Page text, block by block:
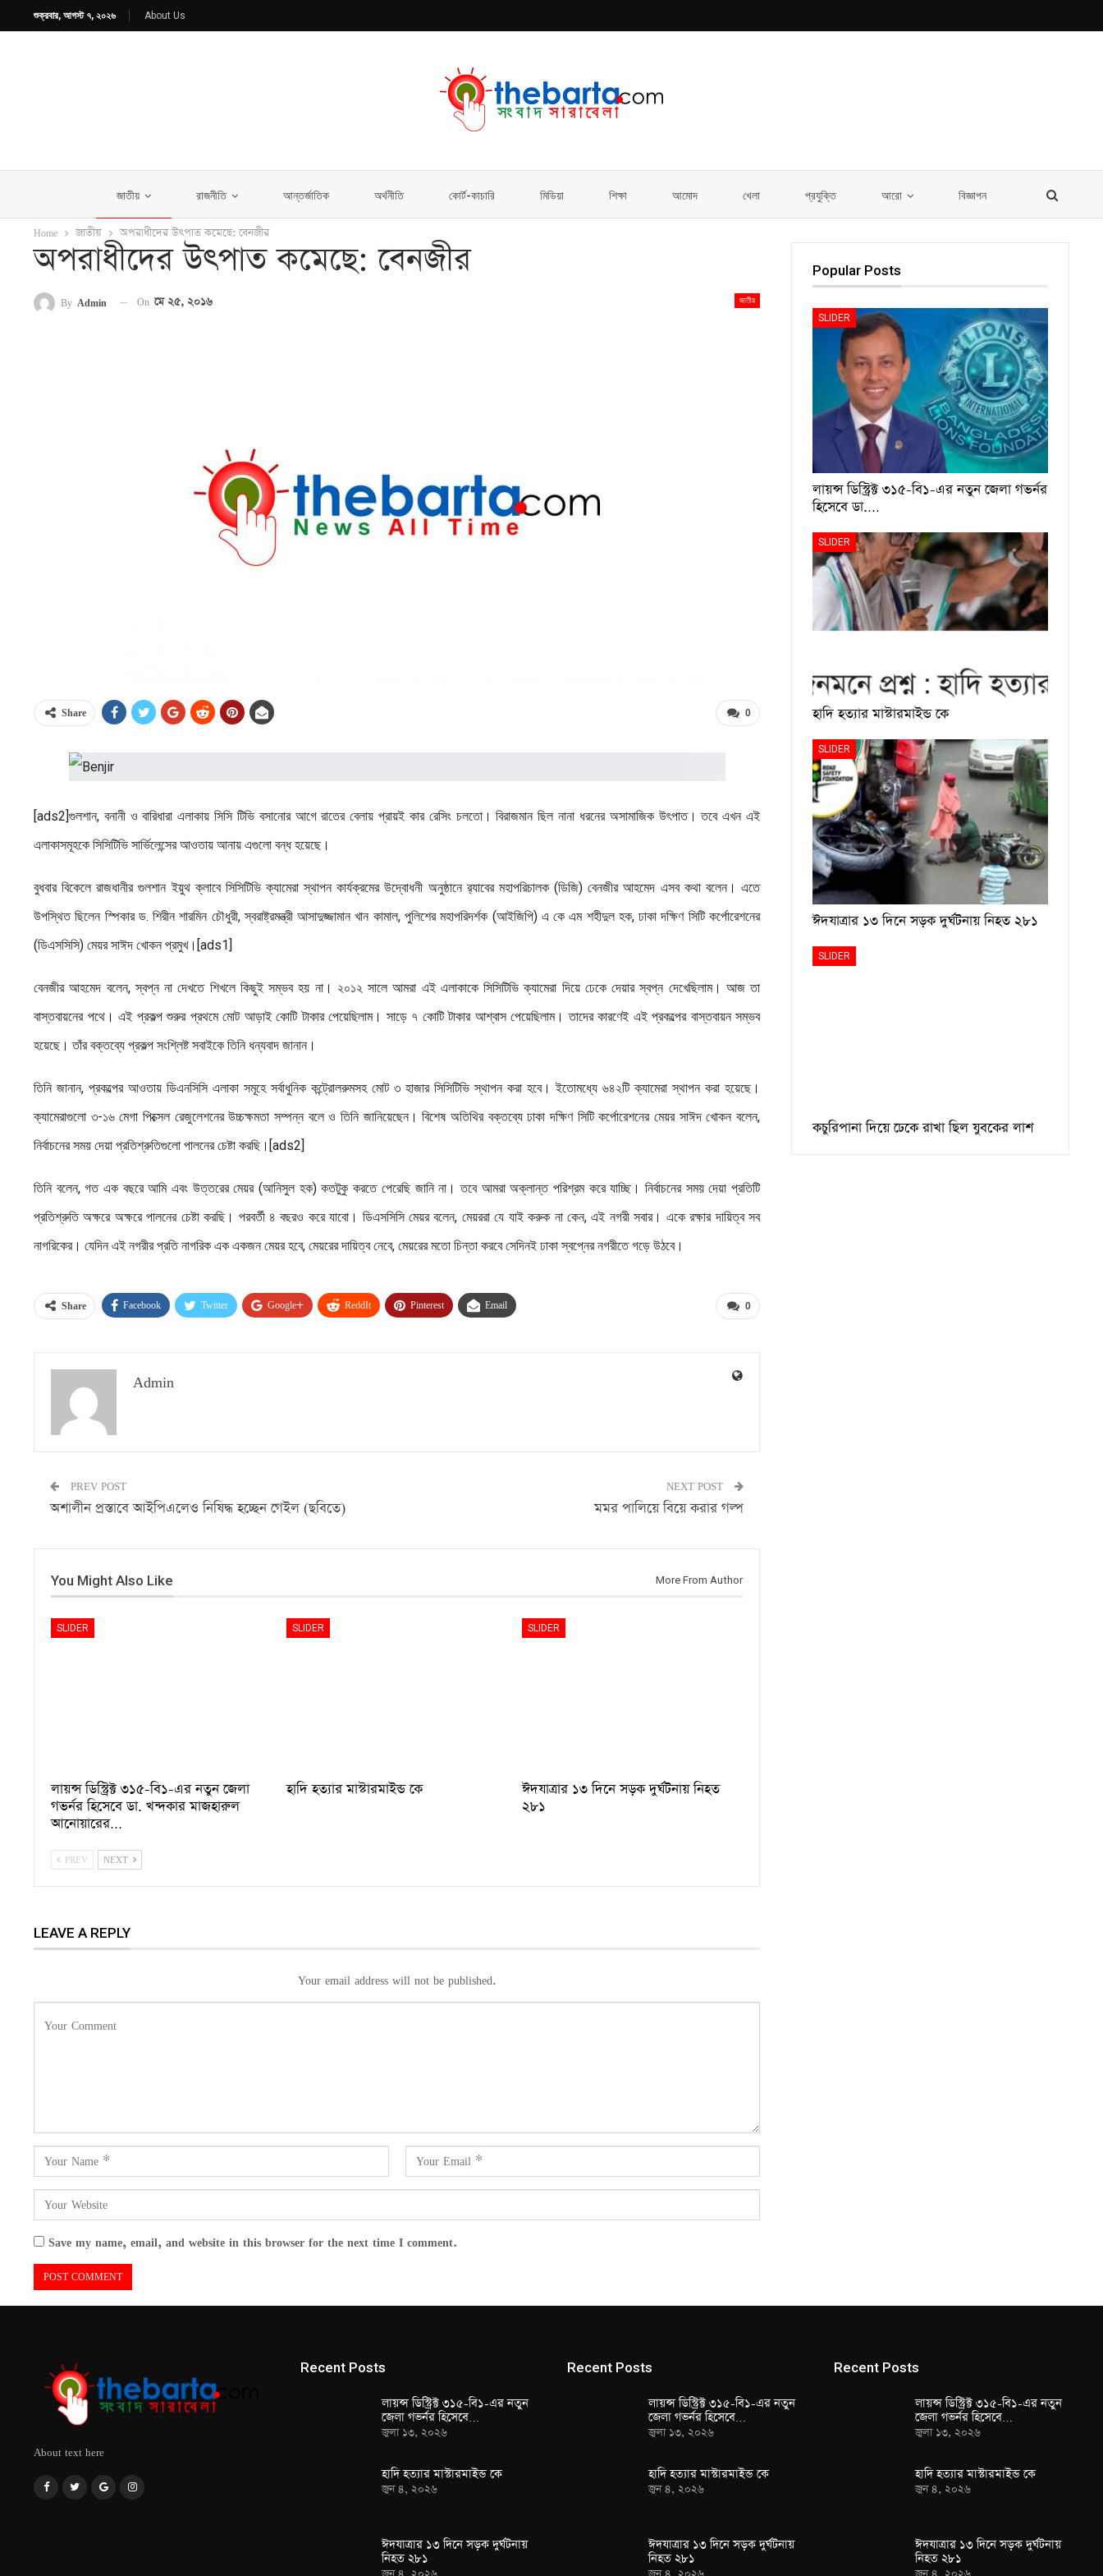
শুক্রবার, আগস্ট ৭, ২০২৬ About Us
জাতীয় রাজনীতি আন্তর্জাতিক অর্থনীতি কোর্ট-কাচারি মিডিয়া শিক্ষা আমোদ খেলা প্রযুক্তি আরো বিজ্ঞাপন
Home জাতীয় অপরাধীদের উৎপাত কমেছে: বেনজীর
অপরাধীদের উৎপাত কমেছে: বেনজীর
জাতীয়
By Admin On মে ২৫, ২০১৬
0
Share
[ads2]গুলশান, বনানী ও বারিধারা এলাকায় সিসি টিভি বসানোর আগে রাতের বেলায় প্রায়ই কার রেসিং চলতো। বিরাজমান ছিল নানা ধরনের অসামাজিক উৎপাত। তবে এখন এই
এলাকাসমূহকে সিসিটিভি সার্ভিলেন্সের আওতায় আনায় এগুলো বন্ধ হয়েছে।
বুধবার বিকেলে রাজধানীর গুলশান ইয়ুথ ক্লাবে সিসিটিভি ক্যামেরা স্থাপন কার্যক্রমের উদ্বোধনী অনুষ্ঠানে র‌্যাবের মহাপরিচালক (ডিজি) বেনজীর আহমেদ এসব কথা বলেন। এতে
উপস্থিত ছিলেন স্পিকার ড. শিরীন শারমিন চৌধুরী, স্বরাষ্ট্রমন্ত্রী আসাদুজ্জামান খান কামাল, পুলিশের মহাপরিদর্শক (আইজিপি) এ কে এম শহীদুল হক, ঢাকা দক্ষিণ সিটি কর্পোরেশনের
(ডিএসসিসি) মেয়র সাঈদ খোকন প্রমুখ।[ads1]
বেনজীর আহমেদ বলেন, স্বপ্ন না দেখতে শিখলে কিছুই সম্ভব হয় না। ২০১২ সালে আমরা এই এলাকাকে সিসিটিভি ক্যামেরা দিয়ে ঢেকে দেয়ার স্বপ্ন দেখেছিলাম। আজ তা
বাস্তবায়নের পথে। এই প্রকল্প শুরুর প্রথমে মোট আড়াই কোটি টাকার পেয়েছিলাম। সাড়ে ৭ কোটি টাকার আশ্বাস পেয়েছিলাম। তাদের কারণেই এই প্রকল্পের বাস্তবায়ন সম্ভব
হয়েছে। তাঁর বক্তব্যে প্রকল্প সংশ্লিষ্ট সবাইকে তিনি ধন্যবাদ জানান।
তিনি জানান, প্রকল্পের আওতায় ডিএনসিসি এলাকা সমূহে সর্বাধুনিক কন্ট্রোলরুমসহ মোট ৩ হাজার সিসিটিভি স্থাপন করা হবে। ইতোমধ্যে ৬৪২টি ক্যামেরা স্থাপন করা হয়েছে।
ক্যামেরাগুলো ৩-১৬ মেগা পিক্সেল রেজুলেশনের উচ্চক্ষমতা সম্পন্ন বলে ও তিনি জানিয়েছেন। বিশেষ অতিথির বক্তব্যে ঢাকা দক্ষিণ সিটি কর্পোরেশনের মেয়র সাঈদ খোকন বলেন,
নির্বাচনের সময় দেয়া প্রতিশ্রুতিগুলো পালনের চেষ্টা করছি।[ads2]
তিনি বলেন, গত এক বছরে আমি এবং উত্তরের মেয়র (আনিসুল হক) কতটুকু করতে পেরেছি জানি না। তবে আমরা অক্লান্ত পরিশ্রম করে যাচ্ছি। নির্বাচনের সময় দেয়া প্রতিটি
প্রতিশ্রুতি অক্ষরে অক্ষরে পালনের চেষ্টা করছি। পরবর্তী ৪ বছরও করে যাবো। ডিএসসিসি মেয়র বলেন, মেয়ররা যে যাই করুক না কেন, এই নগরী সবার। একে রক্ষার দায়িত্ব সব
নাগরিকের। যেদিন এই নগরীর প্রতি নাগরিক এক একজন মেয়র হবে, মেয়রের দায়িত্ব নেবে, মেয়রের মতো চিন্তা করবে সেদিনই ঢাকা স্বপ্নের নগরীতে গড়ে উঠবে।
0
Share Facebook Twitter Google+ ReddIt Pinterest Email
Admin
PREV POST
অশালীন প্রস্তাবে আইপিএলেও নিষিদ্ধ হচ্ছেন গেইল (ছবিতে)
NEXT POST
মমর পালিয়ে বিয়ে করার গল্প
You Might Also Like More From Author
SLIDER
লায়ন্স ডিস্ট্রিক্ট ৩১৫-বি১-এর নতুন জেলা
গভর্নর হিসেবে ডা. খন্দকার মাজহারুল
আনোয়ারের…
SLIDER
হাদি হত্যার মাস্টারমাইন্ড কে
SLIDER
ঈদযাত্রার ১৩ দিনে সড়ক দুর্ঘটনায় নিহত
২৮১
PREV NEXT
LEAVE A REPLY
Your email address will not be published.
Save my name, email, and website in this browser for the next time I comment.
Popular Posts
SLIDER
লায়ন্স ডিস্ট্রিক্ট ৩১৫-বি১-এর নতুন জেলা গভর্নর
হিসেবে ডা.…
SLIDER
হাদি হত্যার মাস্টারমাইন্ড কে
SLIDER
ঈদযাত্রার ১৩ দিনে সড়ক দুর্ঘটনায় নিহত ২৮১
SLIDER
কচুরিপানা দিয়ে ঢেকে রাখা ছিল যুবকের লাশ
About text here
Recent Posts
লায়ন্স ডিস্ট্রিক্ট ৩১৫-বি১-এর নতুন
জেলা গভর্নর হিসেবে…
জুলা ১৩, ২০২৬
হাদি হত্যার মাস্টারমাইন্ড কে
জুন ৪, ২০২৬
ঈদযাত্রার ১৩ দিনে সড়ক দুর্ঘটনায়
নিহত ২৮১
Recent Posts
লায়ন্স ডিস্ট্রিক্ট ৩১৫-বি১-এর নতুন
জেলা গভর্নর হিসেবে…
জুলা ১৩, ২০২৬
হাদি হত্যার মাস্টারমাইন্ড কে
জুন ৪, ২০২৬
ঈদযাত্রার ১৩ দিনে সড়ক দুর্ঘটনায়
নিহত ২৮১
Recent Posts
লায়ন্স ডিস্ট্রিক্ট ৩১৫-বি১-এর নতুন
জেলা গভর্নর হিসেবে…
জুলা ১৩, ২০২৬
হাদি হত্যার মাস্টারমাইন্ড কে
জুন ৪, ২০২৬
ঈদযাত্রার ১৩ দিনে সড়ক দুর্ঘটনায়
নিহত ২৮১